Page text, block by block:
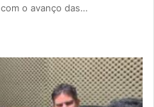
o avanço das…